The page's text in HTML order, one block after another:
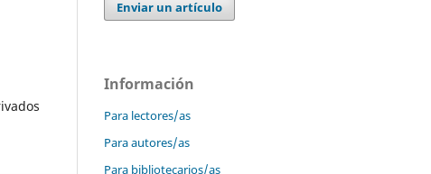
Enviar un artículo
Información
Para lectores/as
Para autores/as
Para bibliotecarios/as